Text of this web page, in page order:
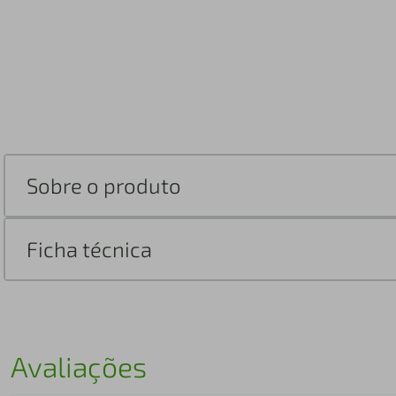
Sobre o produto
Ficha técnica
Avaliações